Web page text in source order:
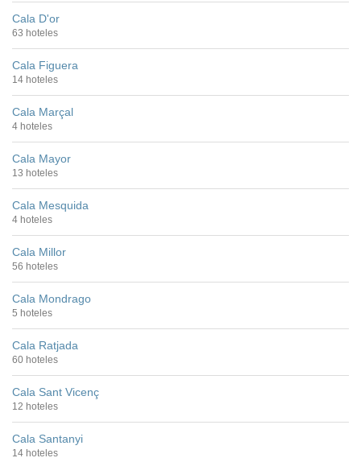
Cala D'or
63 hoteles
Cala Figuera
14 hoteles
Cala Marçal
4 hoteles
Cala Mayor
13 hoteles
Cala Mesquida
4 hoteles
Cala Millor
56 hoteles
Cala Mondrago
5 hoteles
Cala Ratjada
60 hoteles
Cala Sant Vicenç
12 hoteles
Cala Santanyi
14 hoteles